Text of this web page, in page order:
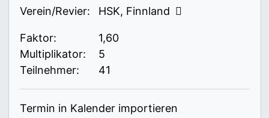
Verein/Revier:
HSK, Finnland
Faktor:
1,60
Multiplikator:
5
Teilnehmer:
41
Termin in Kalender importieren